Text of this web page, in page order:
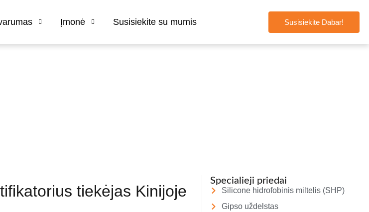
Įmonė Susisiekite su mumis Susisiekite Dabar!
tiekėjas Kinijoje
Specialieji priedai
Silicone hidrofobinis miltelis (SHP)
Gipso uždelstas